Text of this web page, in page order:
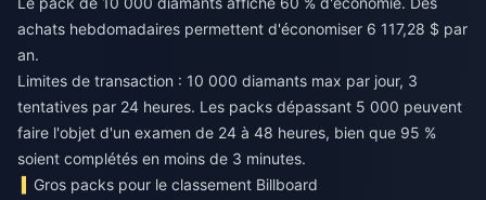
achats hebdomadaires permettent d'économiser 6 117,28 $ par
an.
Limites de transaction : 10 000 diamants max par jour, 3
tentatives par 24 heures. Les packs dépassant 5 000 peuvent
faire l'objet d'un examen de 24 à 48 heures, bien que 95 %
soient complétés en moins de 3 minutes.
Gros packs pour le classement Billboard